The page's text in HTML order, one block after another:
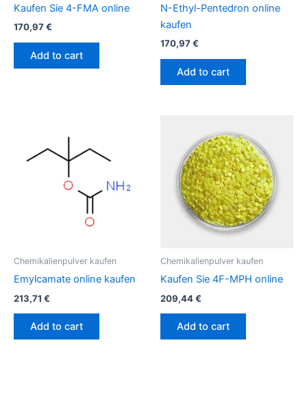
Kaufen Sie 4-FMA online
170,97€
Add to cart
N-Ethyl-Pentedron online
kaufen
170,97€
Add to cart
Chemikalienpulver kaufen
Emylcamate online kaufen
213,71 €
Add to cart
Chemikalienpulver kaufen
Kaufen Sie 4F-MPH online
209,44€
Add to cart